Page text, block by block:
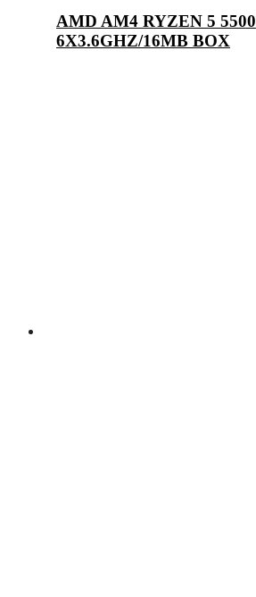
AMD AM4 RYZEN 5 5500
6X3.6GHZ/16MB BOX